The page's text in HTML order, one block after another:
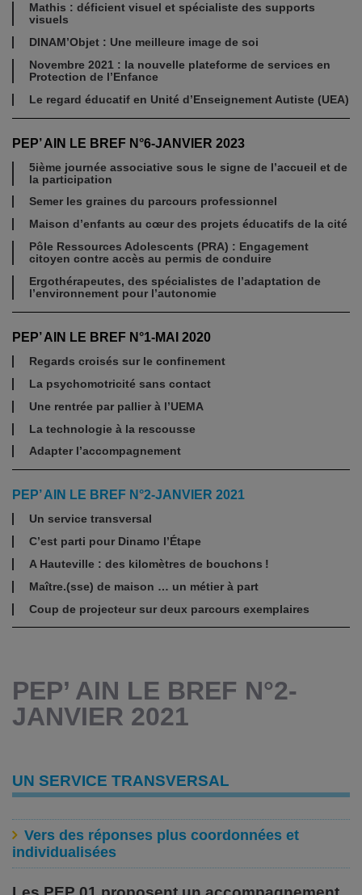
Mathis : déficient visuel et spécialiste des supports
visuels
DINAM’Objet : Une meilleure image de soi
Novembre 2021 : la nouvelle plateforme de services en
Protection de l’Enfance
Le regard éducatif en Unité d’Enseignement Autiste (UEA)
PEP’ AIN LE BREF N°6-JANVIER 2023
5ième journée associative sous le signe de l’accueil et de
la participation
Semer les graines du parcours professionnel
Maison d’enfants au cœur des projets éducatifs de la cité
Pôle Ressources Adolescents (PRA) : Engagement
citoyen contre accès au permis de conduire
Ergothérapeutes, des spécialistes de l’adaptation de
l’environnement pour l’autonomie
PEP’ AIN LE BREF N°1-MAI 2020
Regards croisés sur le confinement
La psychomotricité sans contact
Une rentrée par pallier à l’UEMA
La technologie à la rescousse
Adapter l’accompagnement
PEP’ AIN LE BREF N°2-JANVIER 2021
Un service transversal
C’est parti pour Dinamo l’Étape
A Hauteville : des kilomètres de bouchons !
Maître.(sse) de maison … un métier à part
Coup de projecteur sur deux parcours exemplaires
PEP’ AIN LE BREF N°2-
JANVIER 2021
UN SERVICE TRANSVERSAL
Vers des réponses plus coordonnées et
individualisées